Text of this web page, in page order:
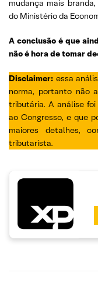
mudança mais
do Ministério da
A conclusão é que
não é hora de tomar
Disclaimer: essa
norma, portanto não
tributária. A análise
ao Congresso, e que
maiores detalhes,
tributarista.